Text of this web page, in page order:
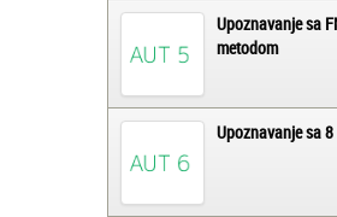
Upoznavanje sa
metodom
Upoznavanje sa